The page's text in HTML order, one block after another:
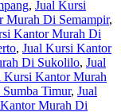
, Jual Kursi
Murah Di Semampir,
Kantor Murah Di
, Jual Kursi Kantor
Di Sukolilo, Jual
Kursi Kantor Murah
Timur, Jual
Murah Di